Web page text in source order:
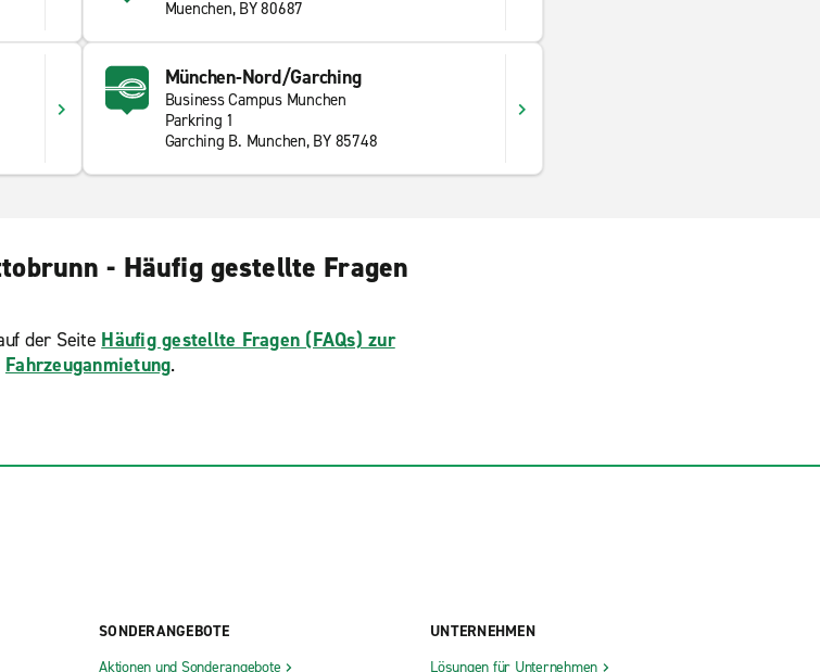
Muenchen, BY 80687
München-Nord/Garching
Business Campus Munchen
Parkring 1
Garching B. Munchen, BY 85748
- Häufig gestellte Fragen
der Seite Häufig gestellte Fragen (FAQs) zur
Fahrzeuganmietung.
SONDERANGEBOTE
Aktionen und Sonderangebote
UNTERNEHMEN
Lösungen für Unternehmen